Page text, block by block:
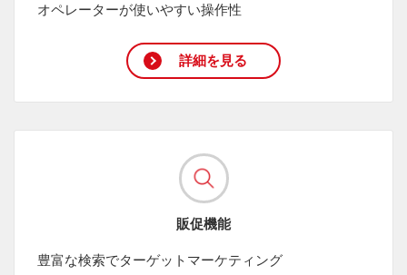
オペレーターが使いやすい操作性
詳細を見る
販促機能
豊富な検索でターゲットマーケティング